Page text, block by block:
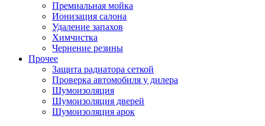
Премиальная мойка
Ионизация салона
Удаление запахов
Химчистка
Чернение резины
Прочее
Защита радиатора сеткой
Проверка автомобиля у дилера
Шумоизоляция
Шумоизоляция дверей
Шумоизоляция арок